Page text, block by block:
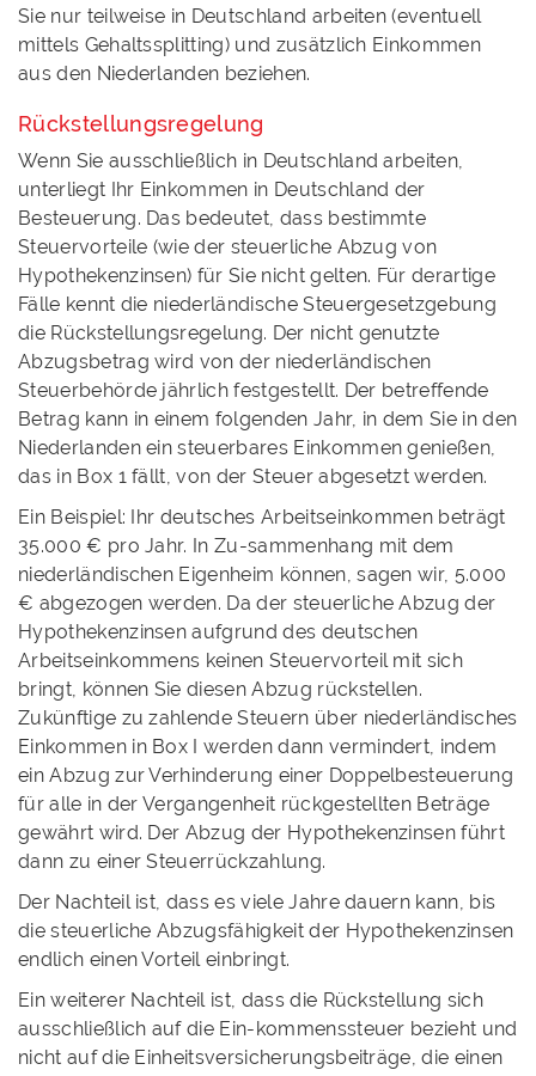
Sie nur teilweise in Deutschland arbeiten (eventuell
mittels Gehaltssplitting) und zusätzlich Einkommen
aus den Niederlanden beziehen.
Rückstellungsregelung
Wenn Sie ausschließlich in Deutschland arbeiten,
unterliegt Ihr Einkommen in Deutschland der
Besteuerung. Das bedeutet, dass bestimmte
Steuervorteile (wie der steuerliche Abzug von
Hypothekenzinsen) für Sie nicht gelten. Für derartige
Fälle kennt die niederländische Steuergesetzgebung
die Rückstellungsregelung. Der nicht genutzte
Abzugsbetrag wird von der niederländischen
Steuerbehörde jährlich festgestellt. Der betreffende
Betrag kann in einem folgenden Jahr, in dem Sie in den
Niederlanden ein steuerbares Einkommen genießen,
das in Box 1 fällt, von der Steuer abgesetzt werden.
Ein Beispiel: Ihr deutsches Arbeitseinkommen beträgt
35.000 € pro Jahr. In Zu-sammenhang mit dem
niederländischen Eigenheim können, sagen wir, 5.000
€ abgezogen werden. Da der steuerliche Abzug der
Hypothekenzinsen aufgrund des deutschen
Arbeitseinkommens keinen Steuervorteil mit sich
bringt, können Sie diesen Abzug rückstellen.
Zukünftige zu zahlende Steuern über niederländisches
Einkommen in Box I werden dann vermindert, indem
ein Abzug zur Verhinderung einer Doppelbesteuerung
für alle in der Vergangenheit rückgestellten Beträge
gewährt wird. Der Abzug der Hypothekenzinsen führt
dann zu einer Steuerrückzahlung.
Der Nachteil ist, dass es viele Jahre dauern kann, bis
die steuerliche Abzugsfähigkeit der Hypothekenzinsen
endlich einen Vorteil einbringt.
Ein weiterer Nachteil ist, dass die Rückstellung sich
ausschließlich auf die Ein-kommenssteuer bezieht und
nicht auf die Einheitsversicherungsbeiträge, die einen